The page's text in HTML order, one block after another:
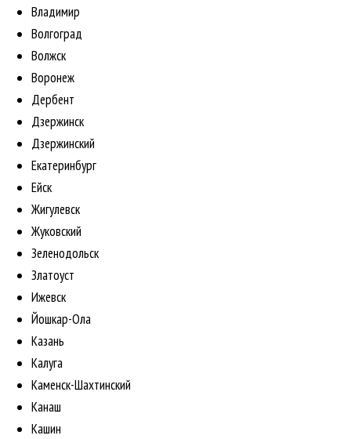
Владимир
Волгоград
Волжск
Воронеж
Дербент
Дзержинск
Дзержинский
Екатеринбург
Ейск
Жигулевск
Жуковский
Зеленодольск
Златоуст
Ижевск
Йошкар-Ола
Казань
Калуга
Каменск-Шахтинский
Канаш
Кашин